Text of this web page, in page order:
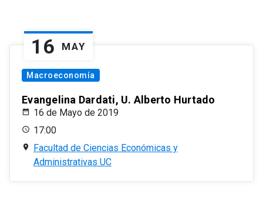
16 MAY
Macroeconomía
Evangelina Dardati, U. Alberto Hurtado
16 de Mayo de 2019
17:00
Facultad de Ciencias Económicas y
Administrativas UC